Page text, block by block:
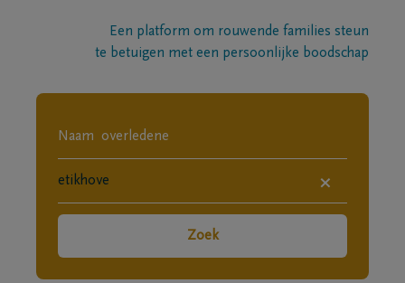
Een platform om rouwende families steun
te betuigen met een persoonlijke boodschap
×
Zoek